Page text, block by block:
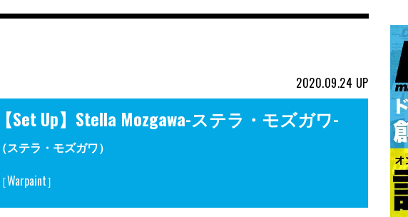
2020.09.24 UP
Set Up】Stella Mozgawa-ステラ・モズガワ-
ステラ・モズガワ）
Warpaint］